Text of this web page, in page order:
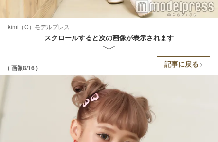
kimi（C）モデルプレス
スクロールすると次の画像が表示されます
( 画像8/16 ) 記事に戻る